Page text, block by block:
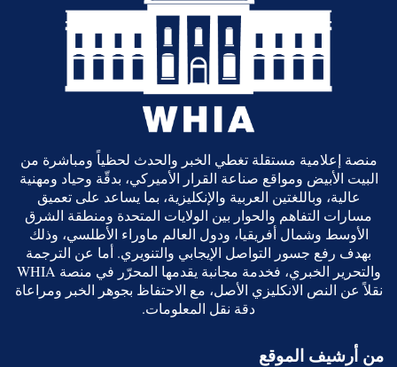
منصة إعلامية مستقلة تغطي الخبر والحدث لحظياً ومباشرة من
البيت الأبيض ومواقع صناعة القرار الأميركي، بدقّة وحياد ومهنية
عالية، وباللغتين العربية والإنكليزية، بما يساعد على تعميق
مسارات التفاهم والحوار بين الولايات المتحدة ومنطقة الشرق
الأوسط وشمال أفريقيا، ودول العالم ماوراء الأطلسي، وذلك
بهدف رفع جسور التواصل الإيجابي والتنويري. أما عن الترجمة
والتحرير الخبري، فخدمة مجانبة يقدمها المحرّر في منصة WHIA
نقلاً عن النص الانكليزي الأصل، مع الاحتفاظ بجوهر الخبر ومراعاة
دقة نقل المعلومات.
من أرشيف الموقع